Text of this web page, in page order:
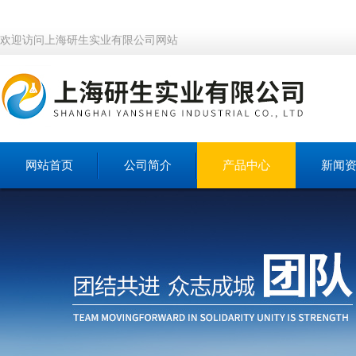
欢迎访问上海研生实业有限公司网站
网站首页 公司简介 产品中心 新闻